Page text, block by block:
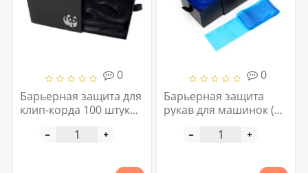
0
Барьерная защита для
клип-корда 100 штук
0
Барьерная защита
рукав для машинок (